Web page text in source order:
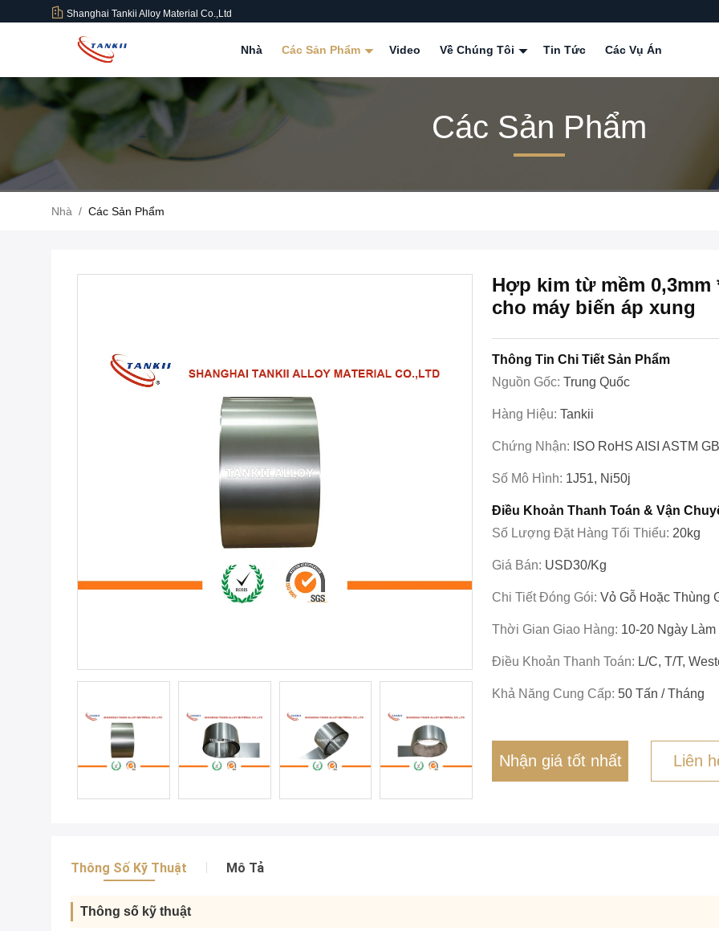
Shanghai Tankii Alloy Material Co.,Ltd
Nhà Các Sản Phẩm Video Về Chúng Tôi Tin Tức Các Vụ Án
Các Sản Phẩm
Nhà / Các Sản Phẩm
Hợp kim từ mềm 0,3mm
cho máy biến áp xung
Thông Tin Chi Tiết Sản Phẩm
Nguồn Gốc: Trung Quốc
Hàng Hiệu: Tankii
Chứng Nhận: ISO RoHS AISI ASTM GB
Số Mô Hình: 1J51, Ni50j
Điều Khoản Thanh Toán & Vận
Số Lượng Đặt Hàng Tối Thiểu: 20kg
Giá Bán: USD30/Kg
Chi Tiết Đóng Gói: Vỏ Gỗ Hoặc Thùng
Thời Gian Giao Hàng: 10-20 Ngày Làm
Điều Khoản Thanh Toán: L/c, T/T,
Khả Năng Cung Cấp: 50 Tấn / Tháng
Nhận giá tốt nhất Liên
Thông Số Kỹ Thuật Mô Tả
Thông số kỹ thuật